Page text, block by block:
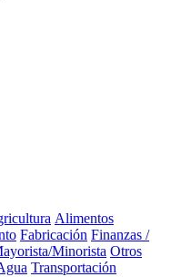
Alimentos
Fabricación Finanzas /
Minorista Otros
Transportación